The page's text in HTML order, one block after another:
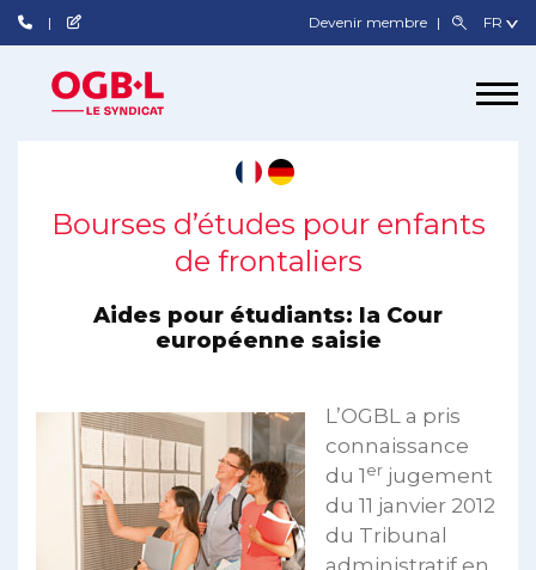
Devenir membre
Bourses d’études pour enfants
de frontaliers
Aides pour étudiants: la Cour
européenne saisie
L’OGBL a pris
connaissance
du 1 er jugement
du 11 janvier 2012
du Tribunal
administratif en